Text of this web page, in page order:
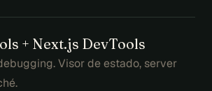
+ Next.js DevTools
Visor de estado, server